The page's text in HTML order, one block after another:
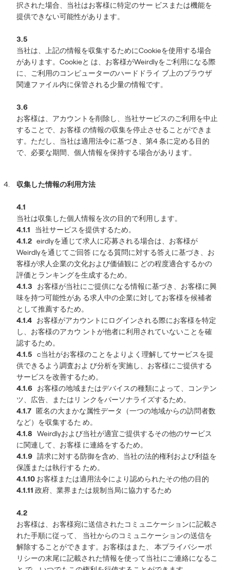
択された場合、当社はお客様に特定のサー ビスまたは機能を
提供できない可能性があります。
3.5
当社は、上記の情報を収集するためにCookieを使用する場合
があります。Cookieと は、お客様がWeirdlyをご利用になる際
に、ご利用のコンピューターのハードドライ ブ上のブラウザ
関連ファイル内に保管される少量の情報です。
3.6
お客様は、アカウントを削除し、当社サービスのご利用を中止
することで、お客様 の情報の収集を停止させることができま
す。ただし、当社は適用法令に基づき、第4 条に定める目的
で、必要な期間、個人情報を保持する場合があります。
収集した情報の利用方法
4.1
当社は収集した個人情報を次の目的で利用します。
4.1.1 当社サービスを提供するため。
4.1.2 eirdlyを通じて求人に応募される場合は、お客様が
Weirdlyを通じてご回答 になる質問に対する答えに基づき、お
客様が求人企業の文化および価値観に どの程度適合するかの
評価とランキングを生成するため。
4.1.3 お客様が当社にご提供になる情報に基づき、お客様に興
味を持つ可能性があ る求人中の企業に対してお客様を候補者
として推薦するため。
4.1.4 お客様がアカウントにログインされる際にお客様を特定
し、お客様のアカウ ントが他者に利用されていないことを確
認するため。
4.1.5 c当社がお客様のことをよりよく理解してサービスを提
供できるよう調査およ び分析を実施し、お客様にご提供する
サービスを改善するため。
4.1.6 お客様の地域またはデバイスの種類によって、コンテン
ツ、広告、またはリ ンクをパーソナライズするため。
4.1.7 匿名の大まかな属性データ（一つの地域からの訪問者数
など）を収集するた め。
4.1.8 Weirdlyおよび当社が適宜ご提供するその他のサービス
に関連して、お客様 に連絡をするため。
4.1.9 請求に対する防御を含め、当社の法的権利および利益を
保護または執行する ため。
4.1.10 お客様または適用法令により認められたその他の目的
4.1.11 政府、業界または規制当局に協力するため
4.2
お客様は、お客様宛に送信されたコミュニケーションに記載さ
れた手順に従って、 当社からのコミュニケーションの送信を
解除することができます。お客様はまた、 本プライバシーポ
リシーの末尾に記載された情報を使って当社にご連絡になるこ